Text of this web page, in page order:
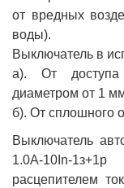
от вредных
воды).
Выключатель в
а). От
диаметром от 1
б). От сплошного
Выключатель
1.0А-10In-
расцепителем